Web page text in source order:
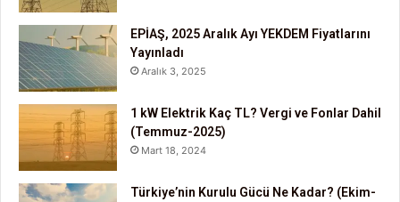
EPİAŞ, 2025 Aralık Ayı YEKDEM Fiyatlarını
Yayınladı
Aralık 3, 2025
1 kW Elektrik Kaç TL? Vergi ve Fonlar Dahil
(Temmuz-2025)
Mart 18, 2024
Türkiye’nin Kurulu Gücü Ne Kadar? (Ekim-